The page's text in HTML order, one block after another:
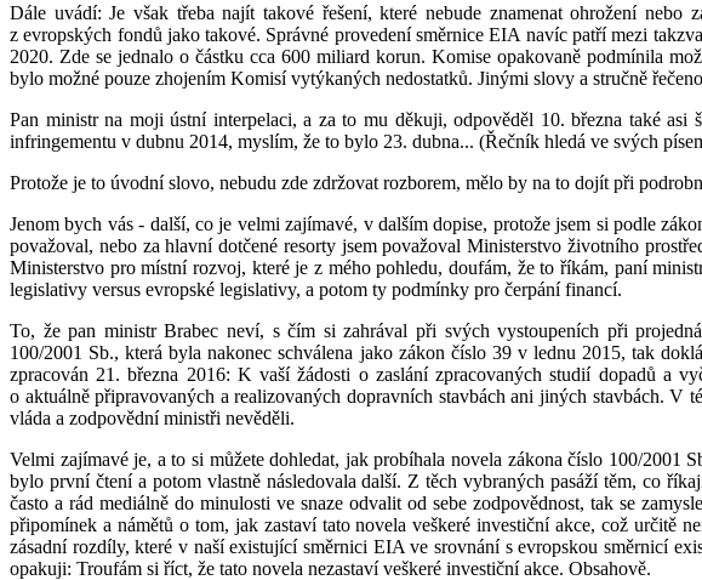
Dále uvádí: Je však třeba najít takové řešení, které nebude znamenat ohrožení
z evropských fondů jako takové. Správné provedení směrnice EIA navíc patří mezi
2020. Zde se jednalo o částku cca 600 miliard korun. Komise opakovaně podmínila
bylo možné pouze zhojením Komisí vytýkaných nedostatků. Jinými slovy a stručně
Pan ministr na moji ústní interpelaci, a za to mu děkuji, odpověděl 10. března také
infringementu v dubnu 2014, myslím, že to bylo 23. dubna... (Řečník hledá ve svých
Protože je to úvodní slovo, nebudu zde zdržovat rozborem, mělo by na to dojít při
Jenom bych vás - další, co je velmi zajímavé, v dalším dopise, protože jsem si podle
považoval, nebo za hlavní dotčené resorty jsem považoval Ministerstvo životního
Ministerstvo pro místní rozvoj, které je z mého pohledu, doufám, že to říkám, paní
legislativy versus evropské legislativy, a potom ty podmínky pro čerpání financí.
To, že pan ministr Brabec neví, s čím si zahrával při svých vystoupeních při
100/2001 Sb., která byla nakonec schválena jako zákon číslo 39 v lednu 2015, tak
zpracován 21. března 2016: K vaší žádosti o zaslání zpracovaných studií dopadů a
o aktuálně připravovaných a realizovaných dopravních stavbách ani jiných stavbách.
vláda a zodpovědní ministři nevěděli.
Velmi zajímavé je, a to si můžete dohledat, jak probíhala novela zákona číslo 100/
bylo první čtení a potom vlastně následovala další. Z těch vybraných pasáží těm, co
často a rád mediálně do minulosti ve snaze odvalit od sebe zodpovědnost, tak se
připomínek a námětů o tom, jak zastaví tato novela veškeré investiční akce, což určitě
zásadní rozdíly, které v naší existující směrnici EIA ve srovnání s evropskou směrnicí
opakuji: Troufám si říct, že tato novela nezastaví veškeré investiční akce. Obsahově.